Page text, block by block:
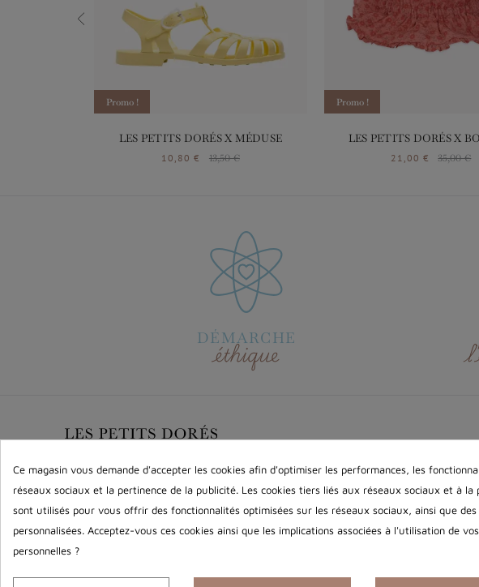
Promo !
LES PETITS DORÉS X MÉDUSE
Prix
10,80 €
Prix de base
13,50 €
Promo !
LES PETITS DORÉS X
Prix
21,00 €
Prix de
35,00 €
DÉMARCHE
éthique
INFORMATIONS
Mentions légales
Conditions de vente
Contactez-nous
Ce magasin vous demande d'accepter les cookies afin d'optimiser les performances, les
réseaux sociaux et la pertinence de la publicité. Les cookies tiers liés aux réseaux sociaux et à la
sont utilisés pour vous offrir des fonctionnalités optimisées sur les réseaux sociaux, ainsi que
personnalisées. Acceptez-vous ces cookies ainsi que les implications associées à l'utilisation de
personnelles ?